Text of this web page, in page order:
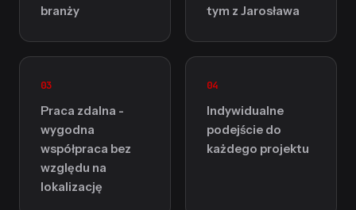
branży
tym z Jarosława
03
Praca zdalna -
wygodna
współpraca bez
względu na
lokalizację
04
Indywidualne
podejście do
każdego projektu